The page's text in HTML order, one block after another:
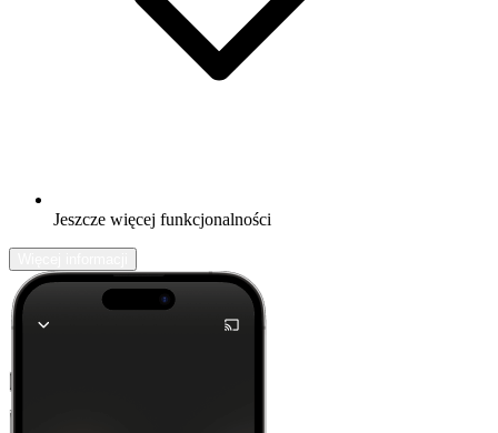
Jeszcze więcej funkcjonalności